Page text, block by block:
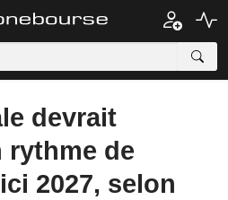
devrait
rythme de
2027, selon